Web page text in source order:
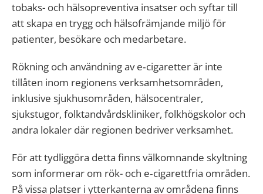
tobaks- och hälsopreventiva insatser och syftar till
att skapa en trygg och hälsofrämjande miljö för
patienter, besökare och medarbetare.
Rökning och användning av e‑cigaretter är inte
tillåten inom regionens verksamhetsområden,
inklusive sjukhusområden, hälsocentraler,
sjukstugor, folktandvårdskliniker, folkhögskolor och
andra lokaler där regionen bedriver verksamhet.
För att tydliggöra detta finns välkomnande skyltning
som informerar om rök- och e‑cigarettfria områden.
På vissa platser i ytterkanterna av områdena finns